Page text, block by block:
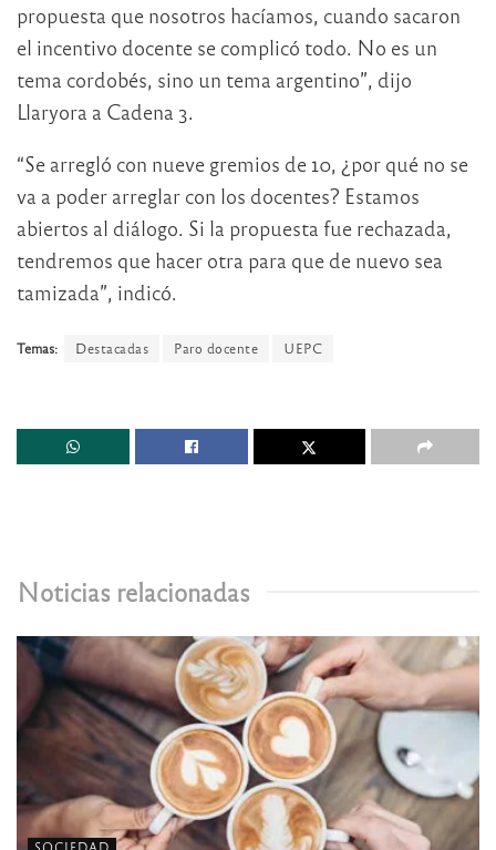
propuesta que nosotros hacíamos, cuando sacaron
el incentivo docente se complicó todo. No es un
tema cordobés, sino un tema argentino”, dijo
Llaryora a Cadena 3.
“Se arregló con nueve gremios de 10, ¿por qué no se
va a poder arreglar con los docentes? Estamos
abiertos al diálogo. Si la propuesta fue rechazada,
tendremos que hacer otra para que de nuevo sea
tamizada”, indicó.
Temas: Destacadas Paro docente UEPC
Noticias relacionadas
SOCIEDAD